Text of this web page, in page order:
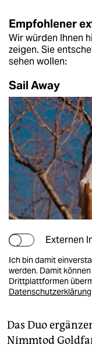
Empfohlener
Wir würden Ihnen
zeigen. Sie
sehen wollen:
Sail Away
Externen
Ich bin damit
werden. Damit
Drittplattformen
Datenschutzerklärung
Das Duo
Nimmtod